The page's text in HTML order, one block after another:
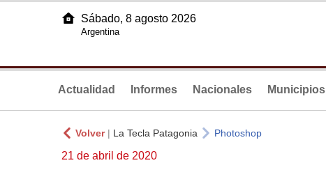
Sábado, 8 agosto 2026
Argentina
Actualidad Informes Nacionales Municipios
Volver| La Tecla Patagonia Photoshop
21 de abril de 2020